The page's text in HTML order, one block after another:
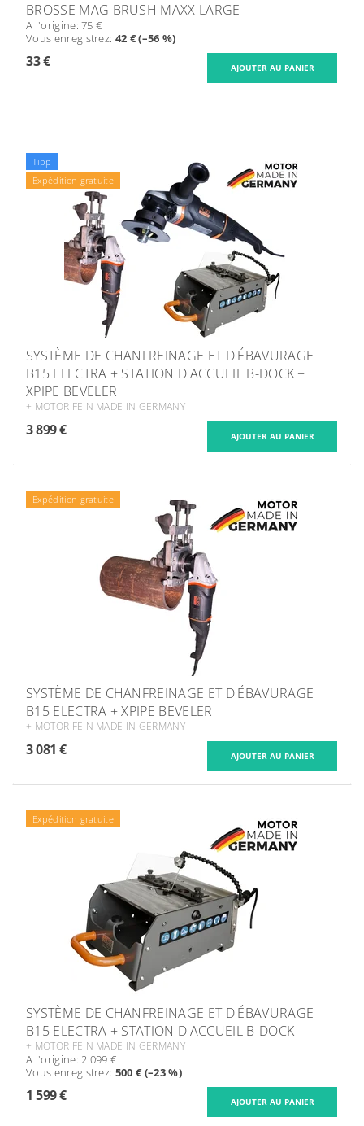
BROSSE MAG BRUSH MAXX LARGE
A l'origine:75 €
Vous enregistrez: 42 € (–56 %)
33 €
Tipp
Expédition gratuite
SYSTÈME DE CHANFREINAGE ET D'ÉBAVURAGE
B15 ELECTRA + STATION D'ACCUEIL B-DOCK +
XPIPE BEVELER
+ MOTOR FEIN MADE IN GERMANY
3 899 €
Expédition gratuite
SYSTÈME DE CHANFREINAGE ET D'ÉBAVURAGE
B15 ELECTRA + XPIPE BEVELER
+ MOTOR FEIN MADE IN GERMANY
3 081 €
Expédition gratuite
SYSTÈME DE CHANFREINAGE ET D'ÉBAVURAGE
B15 ELECTRA + STATION D'ACCUEIL B-DOCK
+ MOTOR FEIN MADE IN GERMANY
A l'origine:2 099 €
Vous enregistrez: 500 € (–23 %)
1 599 €